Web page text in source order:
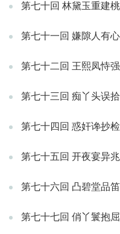
第七十回 林黛玉重建
第七十一回 嫌隙人有
第七十二回 王熙凤恃
第七十三回 痴丫头误
第七十四回 惑奸谗抄
第七十五回 开夜宴异
第七十六回 凸碧堂品
第七十七回 俏丫鬟抱